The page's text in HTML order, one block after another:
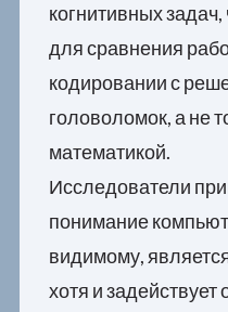
когнитивных
для сравнения
кодировании с
головоломок, а не
математикой.
Исследователи
понимание
видимому,
хотя и